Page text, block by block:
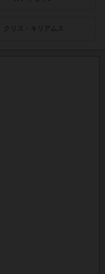
クリス・キリアムス